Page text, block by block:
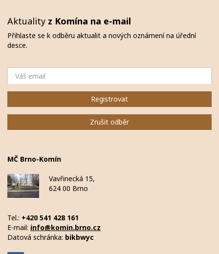
Aktuality z Komína na e-mail
Přihlaste se k odběru aktualit a nových oznámení na úřední
desce.
Registrovat
Zrušit odběr
MČ Brno-Komín
Vavřinecká 15,
624 00 Brno
Tel.: +420 541 428 161
E-mail: info@komin.brno.cz
Datová schránka: bikbwyc